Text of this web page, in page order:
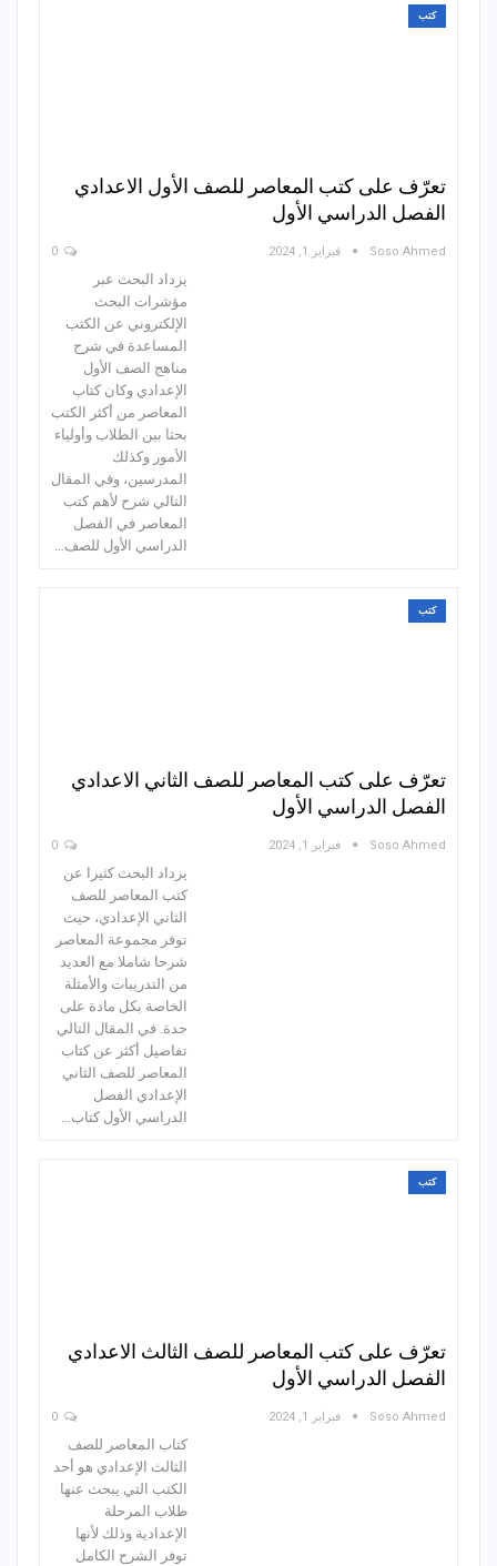
كتب
تعرّف على كتب المعاصر للصف الأول الاعدادي
الفصل الدراسي الأول
Soso Ahmed فبراير 1, 2024
يزداد البحث عبر
مؤشرات البحث
الإلكتروني عن الكتب
المساعدة في شرح
مناهج الصف الأول
الإعدادي وكان كتاب
المعاصر من أكثر الكتب
بحثا بين الطلاب وأولياء
الأمور وكذلك
المدرسين، وفي المقال
التالي شرح لأهم كتب
المعاصر في الفصل
الدراسي الأول للصف…
كتب
تعرّف على كتب المعاصر للصف الثاني الاعدادي
الفصل الدراسي الأول
Soso Ahmed فبراير 1, 2024
يزداد البحث كثيرا عن
كتب المعاصر للصف
الثاني الإعدادي، حيث
توفر مجموعة المعاصر
شرحا شاملا مع العديد
من التدريبات والأمثلة
الخاصة بكل مادة على
حدة. في المقال التالي
تفاصيل أكثر عن كتاب
المعاصر للصف الثاني
الإعدادي الفصل
الدراسي الأول كتاب…
كتب
تعرّف على كتب المعاصر للصف الثالث الاعدادي
الفصل الدراسي الأول
Soso Ahmed فبراير 1, 2024
كتاب المعاصر للصف
الثالث الإعدادي هو أحد
الكتب التي يبحث عنها
طلاب المرحلة
الإعدادية وذلك لأنها
توفر الشرح الكامل